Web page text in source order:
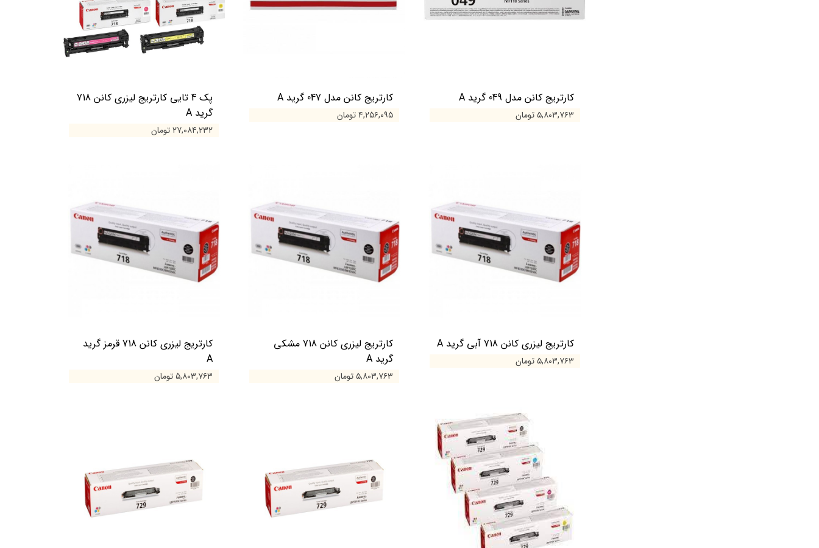
کارتریج کانن مدل 049 گرید A
۵,۸۰۳,۷۶۳ تومان
کارتریج کانن مدل 047 گرید A
۴,۲۵۶,۰۹۵ تومان
پک 4 تایی کارتریج لیزری کانن 718
گرید A
۲۷,۰۸۴,۲۳۲ تومان
کارتریج لیزری کانن 718 آبی گرید A
۵,۸۰۳,۷۶۳ تومان
کارتریج لیزری کانن 718 مشکی
گرید A
۵,۸۰۳,۷۶۳ تومان
کارتریج لیزری کانن 718 قرمز گرید
A
۵,۸۰۳,۷۶۳ تومان